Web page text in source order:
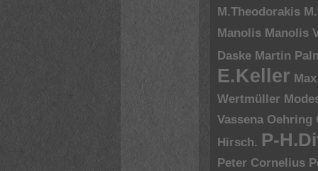
M.Theodorakis
Manolis Manolis
Daske Martin
E.Keller
Wertmüller
Vassena Oehring
Hirsch. P-
Peter Cornelius